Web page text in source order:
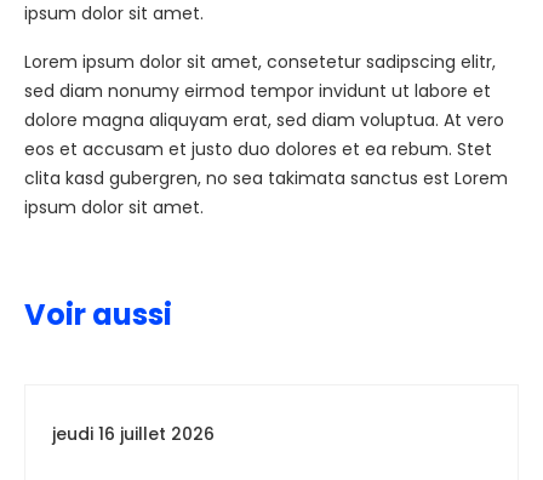
ipsum dolor sit amet.
Lorem ipsum dolor sit amet, consetetur sadipscing elitr,
sed diam nonumy eirmod tempor invidunt ut labore et
dolore magna aliquyam erat, sed diam voluptua. At vero
eos et accusam et justo duo dolores et ea rebum. Stet
clita kasd gubergren, no sea takimata sanctus est Lorem
ipsum dolor sit amet.
Voir aussi
jeudi 16 juillet 2026